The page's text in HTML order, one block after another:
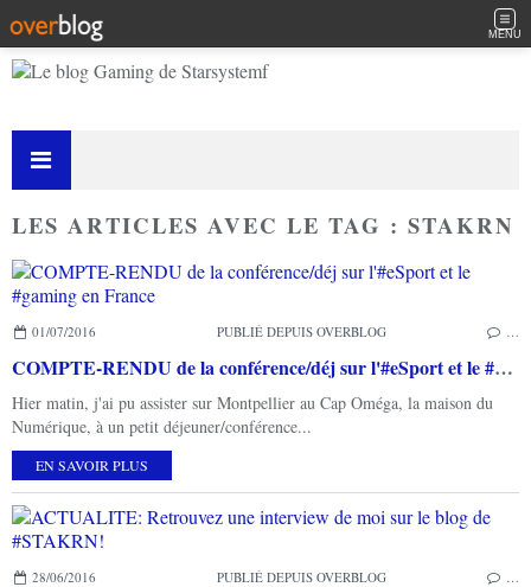
MENU
LES ARTICLES AVEC LE TAG : STAKRN
01/07/2016 PUBLIÉ DEPUIS OVERBLOG
COMPTE-RENDU de la conférence/déj sur l'#eSport et le #gaming en France
Hier matin, j'ai pu assister sur Montpellier au Cap Oméga, la maison du
Numérique, à un petit déjeuner/conférence...
EN SAVOIR PLUS
28/06/2016 PUBLIÉ DEPUIS OVERBLOG